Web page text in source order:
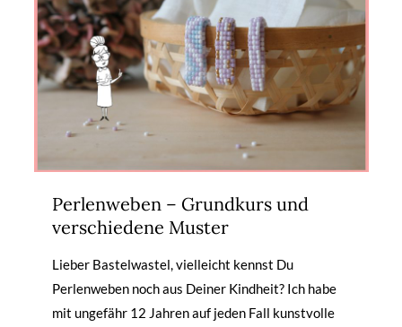
Perlenweben – Grundkurs und
verschiedene Muster
Lieber Bastelwastel, vielleicht kennst Du
Perlenweben noch aus Deiner Kindheit? Ich habe
mit ungefähr 12 Jahren auf jeden Fall kunstvolle